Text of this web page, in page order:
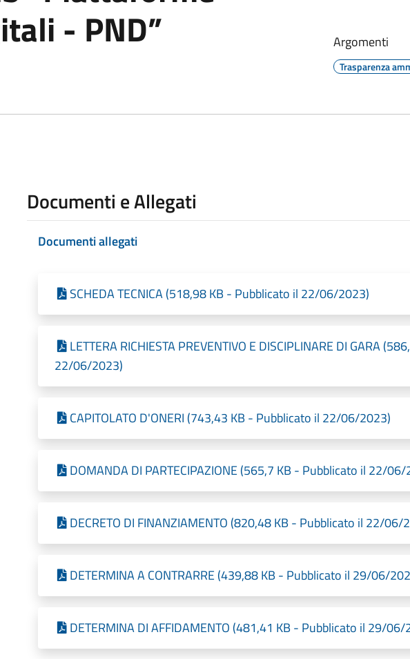
- PND” Argomenti
Trasparenza
Documenti e Allegati
Documenti allegati
SCHEDA TECNICA (518,98 KB - Pubblicato il 22/06/2023)
LETTERA RICHIESTA PREVENTIVO E DISCIPLINARE DI GARA
22/06/2023)
CAPITOLATO D'ONERI (743,43 KB - Pubblicato il 22/06/2023)
DOMANDA DI PARTECIPAZIONE (565,7 KB - Pubblicato il 22/
DECRETO DI FINANZIAMENTO (820,48 KB - Pubblicato il 22/06/
DETERMINA A CONTRARRE (439,88 KB - Pubblicato il 29/06/
DETERMINA DI AFFIDAMENTO (481,41 KB - Pubblicato il 29/06/